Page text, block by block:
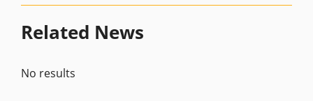
Related News
No results